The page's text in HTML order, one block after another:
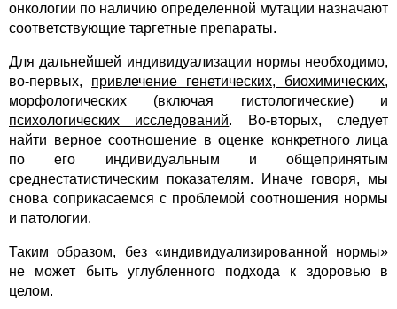
онкологии по наличию определенной мутации назначают
соответствующие таргетные препараты.
Для дальнейшей индивидуализации нормы необходимо,
во-первых, привлечение генетических, биохимических,
морфологических (включая гистологические) и
психологических исследований. Во-вторых, следует
найти верное соотношение в оценке конкретного лица
по его индивидуальным и общепринятым
среднестатистическим показателям. Иначе говоря, мы
снова соприкасаемся с проблемой соотношения нормы
и патологии.
Таким образом, без «индивидуализированной нормы»
не может быть углубленного подхода к здоровью в
целом.